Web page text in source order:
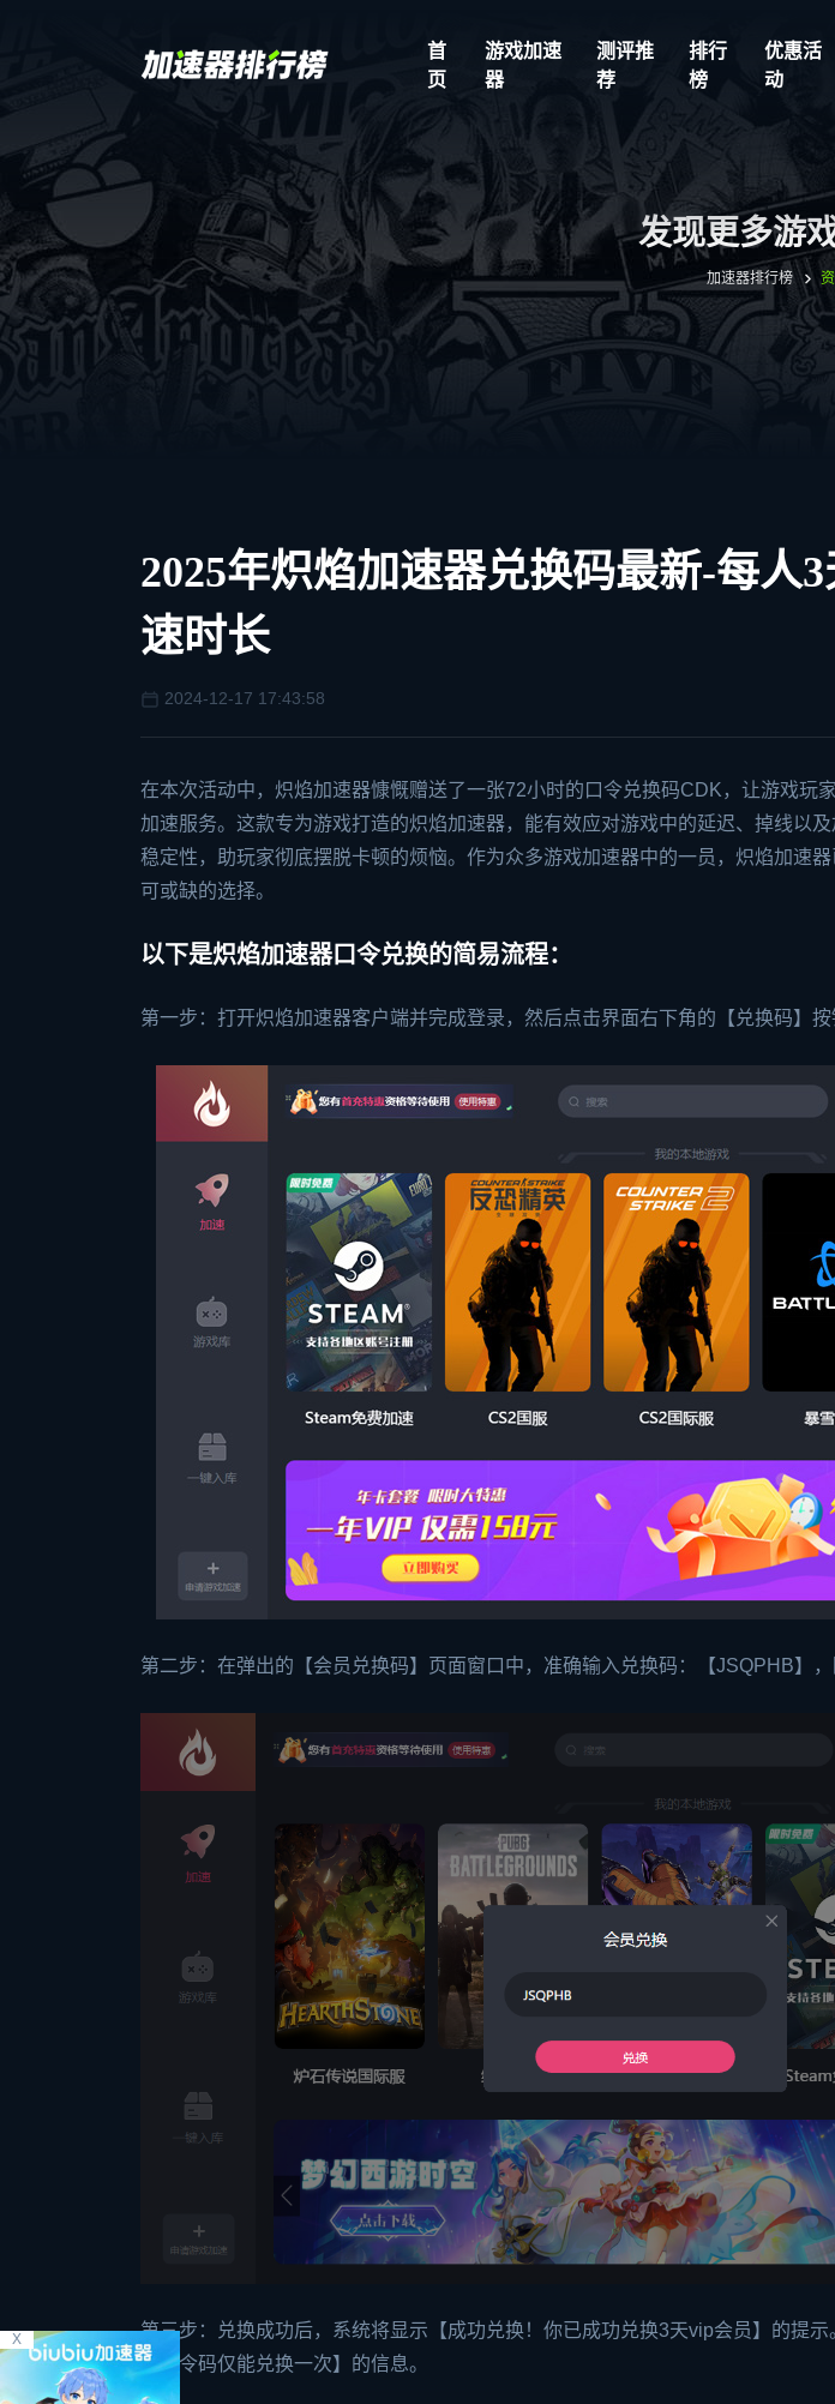
首
页
游戏加速
器
测评推
荐
排行
榜
优惠活
动
X
发现更多游
加速器排行榜
2025年炽焰加速器兑换码最新-每人
速时长
2024-12-17 17:43:58
在本次活动中， 炽焰加速器慷慨赠送了一张72小时的口令兑换码CDK，让游戏玩
加速服务。这款专为游戏打造的炽焰加速器，能有效应对游戏中的延迟、掉线以
稳定性，助玩家彻底摆脱卡顿的烦恼。作为众多游戏加速器中的一员，炽焰加速
可或缺的选择。
以下是炽焰加速器口令兑换的简易流程：
第一步：打开炽焰加速器客户端并完成登录，然后点击界面右下角的【兑换码】按
第二步：在弹出的【会员兑换码】页面窗口中，准确输入兑换码：【JSQPHB】，
第三步：兑换成功后，系统将显示【成功兑换！你已成功兑换3天vip会员】的提
次口令码仅能兑换一次】的信息。